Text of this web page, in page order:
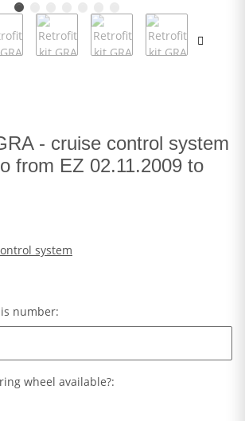
- cruise control system
from EZ 02.11.2009 to
system
number:
wheel available?: